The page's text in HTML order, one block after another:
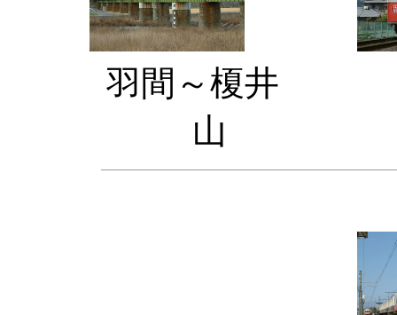
羽間～榎
山 羽